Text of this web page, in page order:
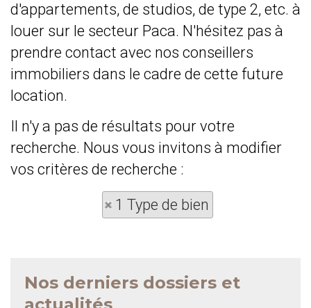
d'appartements, de studios, de type 2, etc. à
louer sur le secteur Paca. N'hésitez pas à
prendre contact avec nos conseillers
immobiliers dans le cadre de cette future
location.
Il n'y a pas de résultats pour votre
recherche. Nous vous invitons à modifier
vos critères de recherche :
1 Type de bien
Nos derniers dossiers et